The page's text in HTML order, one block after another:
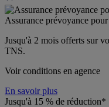
Assurance prévoyance
Jusqu'à 2 mois offerts sur
TNS.
Voir conditions en agence
En savoir plus
Jusqu'à 15 % de réduction*